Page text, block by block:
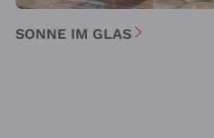
SONNE IM GLAS